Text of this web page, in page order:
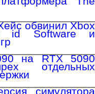
обвинил Xbox
id Software и
на RTX 5090
отдельных
симулятора